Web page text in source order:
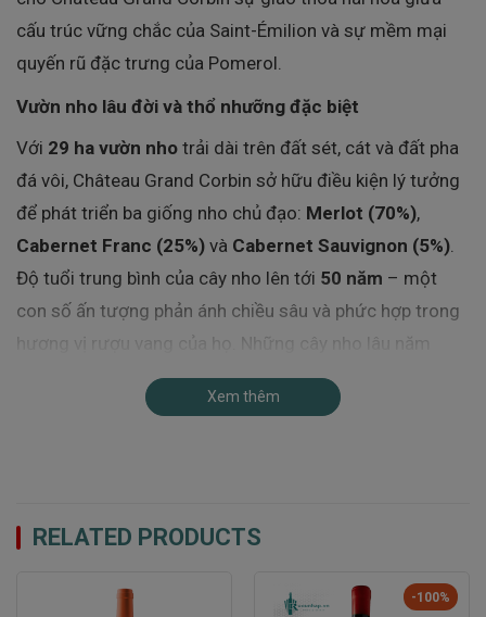
cấu trúc vững chắc của Saint-Émilion và sự mềm mại
quyến rũ đặc trưng của Pomerol.
Vườn nho lâu đời và thổ nhưỡng đặc biệt
Với 29 ha vườn nho trải dài trên đất sét, cát và đất pha
đá vôi, Château Grand Corbin sở hữu điều kiện lý tưởng
để phát triển ba giống nho chủ đạo: Merlot (70%),
Cabernet Franc (25%) và Cabernet Sauvignon (5%).
Độ tuổi trung bình của cây nho lên tới 50 năm – một
con số ấn tượng phản ánh chiều sâu và phức hợp trong
hương vị rượu vang của họ. Những cây nho lâu năm
thường cho sản lượng thấp hơn nhưng lại có nồng độ
hương vị đậm đà hơn, góp phần tạo nên phong cách đặc
Château Grand Corbin được
Groupe SMABTP
– một
Xem thêm
RELATED PRODUCTS
-100%